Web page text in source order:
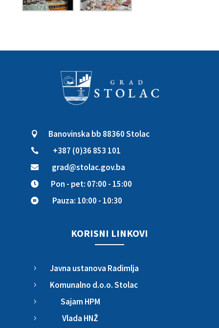
 Banovinska bb 88360 Stolac
 +387 (0)36 853 101
 grad@stolac.gov.ba
 Pon - pet: 07:00 - 15:00
 Pauza: 10:00 - 10:30
KORISNI LINKOVI
5 Javna ustanova Radimlja
5 Komunalno d.o.o. Stolac
5 Sajam HPM
5 Vlada HNŽ